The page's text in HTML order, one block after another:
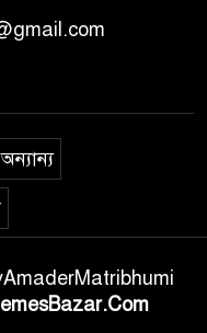
অন্যান্য